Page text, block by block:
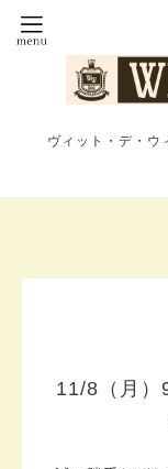
ヴィット・デ・ウ
11/8（月）